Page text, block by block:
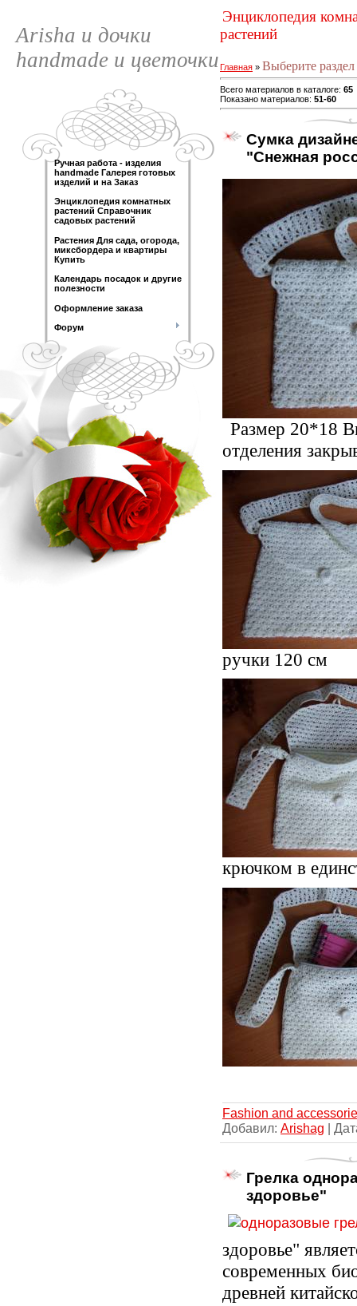
Arisha и дочки
handmade и цветочки
Ручная работа - изделия
handmade Галерея готовых
изделий и на Заказ
Энциклопедия комнатных
растений Справочник
садовых растений
Растения Для сада, огорода,
миксбордера и квартиры
Купить
Календарь посадок и другие
полезности
Оформление заказа
Форум
Энциклопедия
растений
Главная » Выберите раздел
Всего материалов в каталоге: 65
Показано материалов: 51-60
Сумка
"Снежная
Размер 20*18
отделения
ручки 120 см
крючком в
Fashion and
Добавил: Arishag |
Грелка
здоровье"
здоровье"
современных
древней